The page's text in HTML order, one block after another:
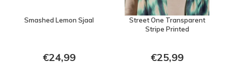
Smashed Lemon Sjaal
€24,99
Street One Transparent
Stripe Printed
€25,99